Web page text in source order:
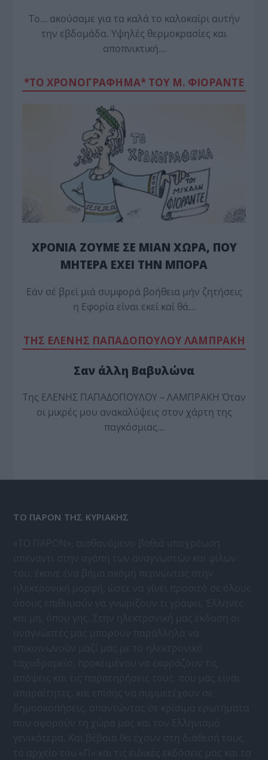
Το… ακούσαμε για τα καλά το καλοκαίρι αυτήν
την εβδομάδα. Υψηλές θερμοκρασίες και
αποπνικτική…
*ΤΟ ΧΡΟΝΟΓΡΑΦΗΜΑ* ΤΟΥ Μ. ΦΙΟΡΆΝΤΕ
ΧΡΟΝΙΑ ΖΟΥΜΕ ΣΕ ΜΙΑΝ ΧΩΡΑ, ΠΟΥ
ΜΗΤΕΡΑ ΕΧΕΙ ΤΗΝ ΜΠΟΡΑ
Εάν σέ βρεί μιά συμφορά βοήθεια μήν ζητήσεις
η Εφορία είναι εκεί καί θά…
TΗΣ ΕΛΕΝΗΣ ΠΑΠΑΔΟΠΟΥΛΟΥ ΛΑΜΠΡΑΚΗ
Σαν άλλη Βαβυλώνα
Της ΕΛΕΝΗΣ ΠΑΠΑΔΟΠΟΥΛΟΥ – ΛΑΜΠΡΑΚΗ Όταν
οι μικρές μου ανακαλύψεις στον χάρτη της
παγκόσμιας…
ΤΟ ΠΑΡΟΝ ΤΗΣ ΚΥΡΙΑΚΗΣ